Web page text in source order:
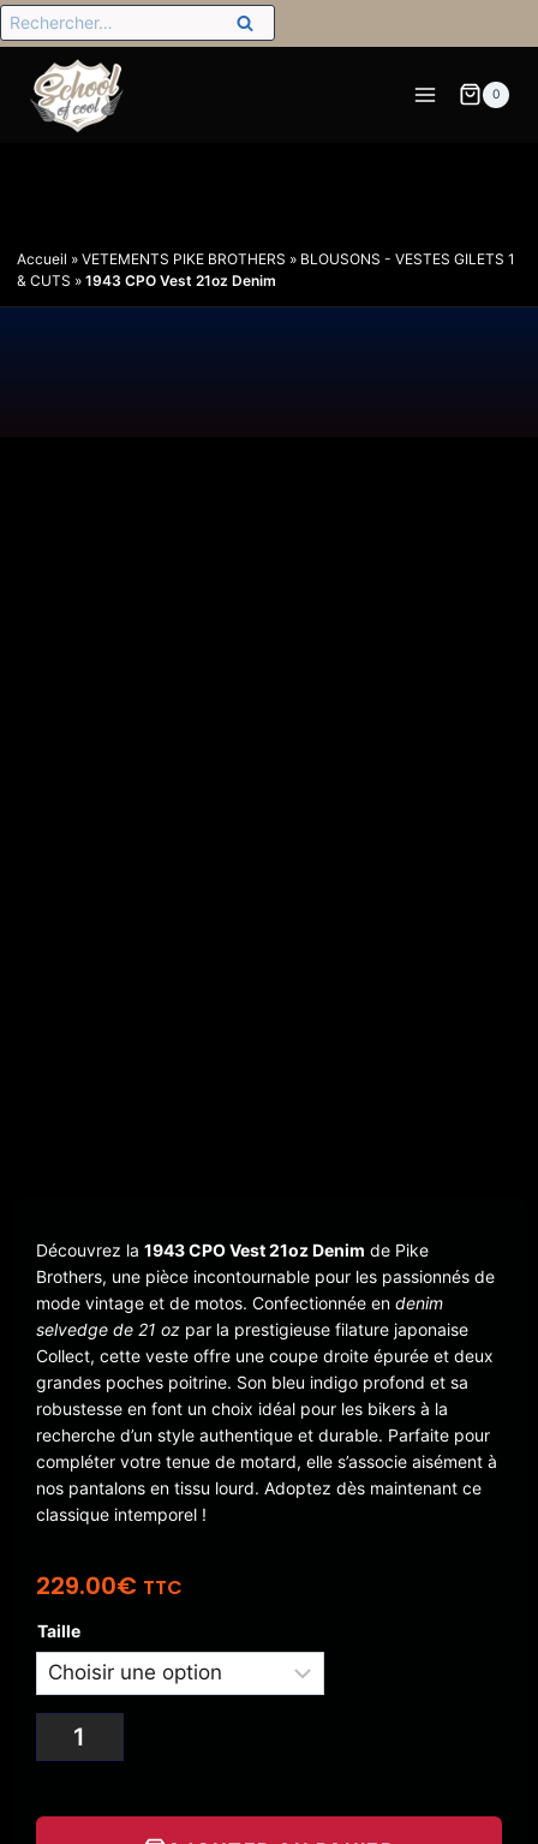
0
Accueil » VETEMENTS PIKE BROTHERS » BLOUSONS - VESTES GILETS 1
& CUTS » 1943 CPO Vest 21oz Denim
Découvrez la 1943 CPO Vest 21oz Denim de Pike
Brothers, une pièce incontournable pour les passionnés de
mode vintage et de motos. Confectionnée en denim
selvedge de 21 oz par la prestigieuse filature japonaise
Collect, cette veste offre une coupe droite épurée et deux
grandes poches poitrine. Son bleu indigo profond et sa
robustesse en font un choix idéal pour les bikers à la
recherche d’un style authentique et durable. Parfaite pour
compléter votre tenue de motard, elle s’associe aisément à
nos pantalons en tissu lourd. Adoptez dès maintenant ce
classique intemporel !
229.00€ TTC
Taille